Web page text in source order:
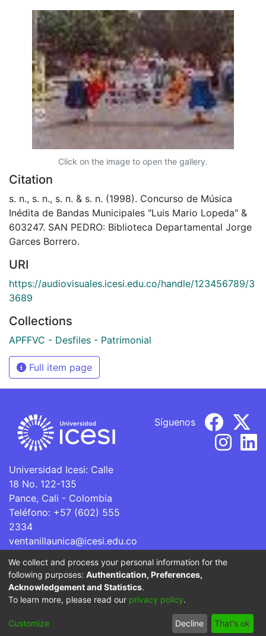
Click on the image to open the gallery.
Citation
s. n., s. n., s. n. & s. n. (1998). Concurso de Música
Inédita de Bandas Municipales "Luis Mario Lopeda" &
603247. SAN PEDRO: Biblioteca Departamental Jorge
Garces Borrero.
URI
https://audiovisuales.icesi.edu.co/handle/123456789/3
3689
Collections
APFFVC - Desfiles - Patrimonial
Full item page
Universidad Icesi: Calle
18 No. 122-135
Pance, Cali - Colombia
Teléfono: +57 (602) 555
2334
ventanillaunica@icesi.edu.co
Síguenos
La Universidad Icesi es una Institución de Educación
Superior que se encuentra sujeta a inspección y vigilancia
por parte del Ministerio de Educación Nacional.
Cookie
End User
Agreement
Send
Feedback
We collect and process your personal information for the
following purposes: Authentication, Preferences,
Acknowledgement and Statistics.
To learn more, please read our privacy policy.
Customize Decline That's ok